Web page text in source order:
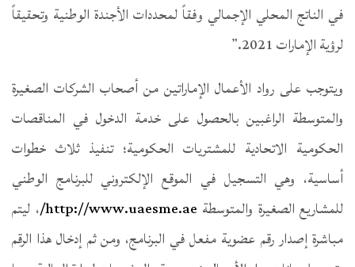
في الناتج المحلي الإجمالي وفقاً لمحددات الأجندة الوطنية وتحقيقاً
لرؤية الإمارات 2021.”
ويتوجب على رواد الأعمال الإماراتين من أصحاب الشركات الصغيرة
والمتوسطة الراغبين بالحصول على خدمة الدخول في المناقصات
الحكومية الاتحادية للمشتريات الحكومية؛ تنفيذ ثلاث خطوات
أساسية، وهي التسجيل في الموقع الإلكتروني للبرنامج الوطني
للمشاريع الصغيرة والمتوسطة http://www.uaesme.ae/ ، ليتم
مباشرة إصدار رقم عضوية مفعل في البرنامج، ومن ثم إدخال هذا الرقم